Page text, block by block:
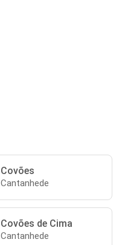
Covões
Cantanhede
Covões de Cima
Cantanhede